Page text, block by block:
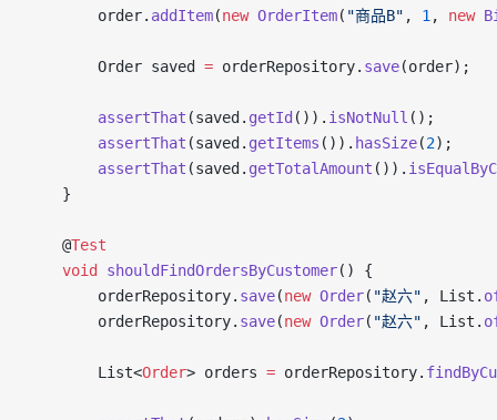
        order.
addItem(new OrderItem( "商品B" , 1 , new
        Order saved
= orderRepository. save(order);
        assertThat
(saved. getId ()). isNotNull ();
        assertThat
(saved. getItems ()). hasSize(2);
        assertThat
(saved. getTotalAmount ()).
    }
    @
Test
    void
shouldFindOrdersByCustomer() {
        orderRepository.
save(new Order( "赵六" , List.
        orderRepository.
save(new Order( "赵六" , List.
        List<
Order> orders = orderRepository.